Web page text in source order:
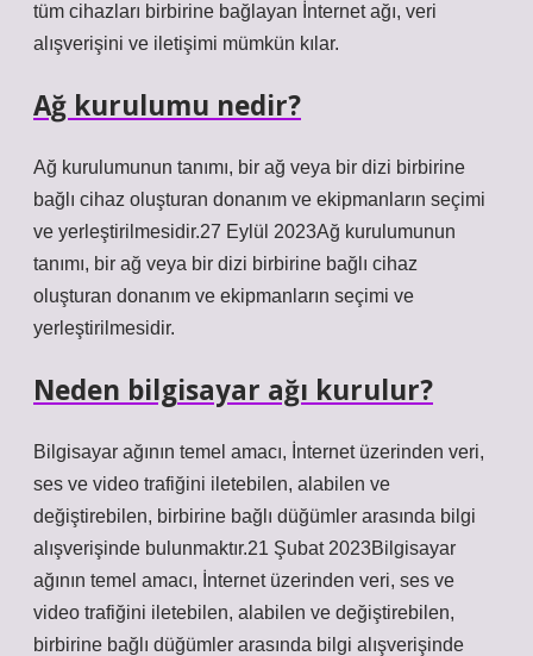
tüm cihazları birbirine bağlayan İnternet ağı, veri
alışverişini ve iletişimi mümkün kılar.
Ağ kurulumu nedir?
Ağ kurulumunun tanımı, bir ağ veya bir dizi birbirine
bağlı cihaz oluşturan donanım ve ekipmanların seçimi
ve yerleştirilmesidir.27 Eylül 2023Ağ kurulumunun
tanımı, bir ağ veya bir dizi birbirine bağlı cihaz
oluşturan donanım ve ekipmanların seçimi ve
yerleştirilmesidir.
Neden bilgisayar ağı kurulur?
Bilgisayar ağının temel amacı, İnternet üzerinden veri,
ses ve video trafiğini iletebilen, alabilen ve
değiştirebilen, birbirine bağlı düğümler arasında bilgi
alışverişinde bulunmaktır.21 Şubat 2023Bilgisayar
ağının temel amacı, İnternet üzerinden veri, ses ve
video trafiğini iletebilen, alabilen ve değiştirebilen,
birbirine bağlı düğümler arasında bilgi alışverişinde